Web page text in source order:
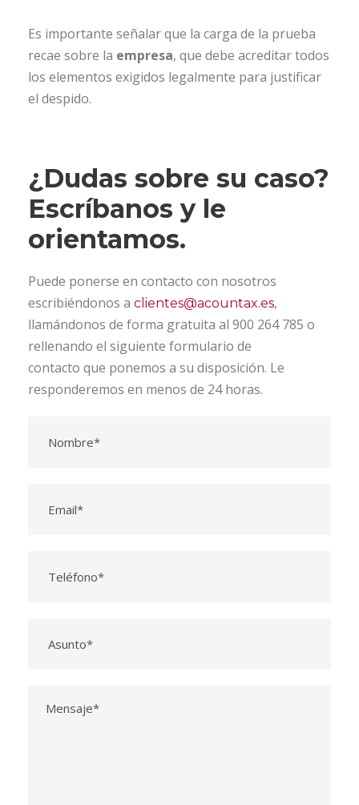
Es importante señalar que la carga de la prueba
recae sobre la empresa, que debe acreditar todos
los elementos exigidos legalmente para justificar
el despido.
¿Dudas sobre su caso?
Escríbanos y le
orientamos.
Puede ponerse en contacto con nosotros
escribiéndonos a clientes@acountax.es,
llamándonos de forma gratuita al 900 264 785 o
rellenando el siguiente formulario de
contacto que ponemos a su disposición. Le
responderemos en menos de 24 horas.